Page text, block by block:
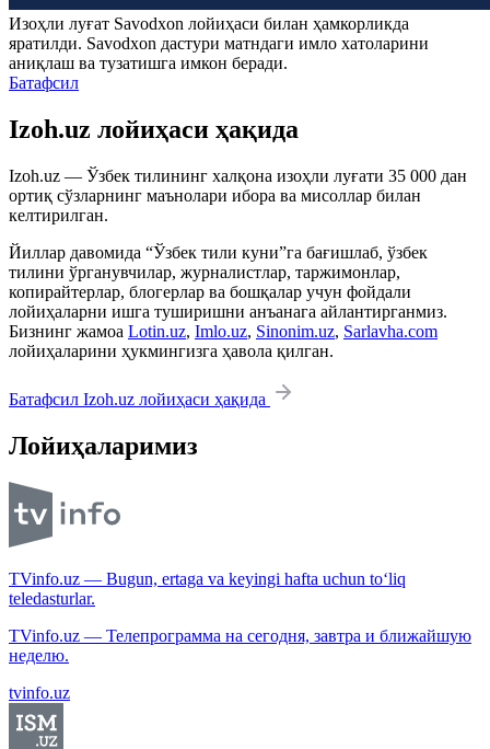
Изоҳли луғат Savodxon лойиҳаси билан ҳамкорликда
яратилди. Savodxon дастури матндаги имло хатоларини
аниқлаш ва тузатишга имкон беради.
Батафсил
Izoh.uz лойиҳаси ҳақида
Izoh.uz — Ўзбек тилининг халқона изоҳли луғати 35 000 дан
ортиқ сўзларнинг маънолари ибора ва мисоллар билан
келтирилган.
Йиллар давомида “Ўзбек тили куни”га бағишлаб, ўзбек
тилини ўрганувчилар, журналистлар, таржимонлар,
копирайтерлар, блогерлар ва бошқалар учун фойдали
лойиҳаларни ишга туширишни анъанага айлантирганмиз.
Бизнинг жамоа Lotin.uz, Imlo.uz, Sinonim.uz, Sarlavha.com
лойиҳаларини ҳукмингизга ҳавола қилган.
Батафсил Izoh.uz лойиҳаси ҳақида
Лойиҳаларимиз
TVinfo.uz — Bugun, ertaga va keyingi hafta uchun to‘liq
teledasturlar.
TVinfo.uz — Телепрограмма на сегодня, завтра и ближайшую
неделю.
tvinfo.uz